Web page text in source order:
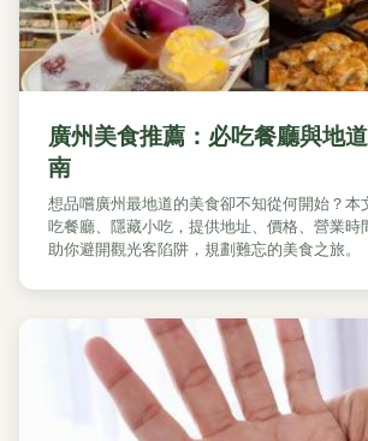
廣州美食推薦：必吃餐廳與地
南
想品嚐廣州最地道的美食卻不知從何開始？本
吃餐廳、隱藏小吃，提供地址、價格、營業時
助你避開觀光客陷阱，規劃難忘的美食之旅。